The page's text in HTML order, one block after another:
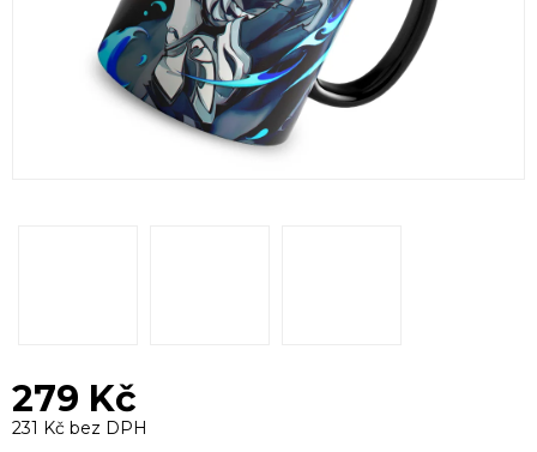
279 Kč
231 Kč bez DPH